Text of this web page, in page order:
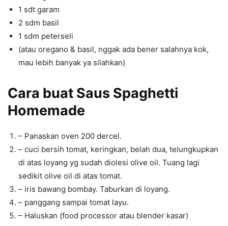
1 sdt garam
2 sdm basil
1 sdm peterseli
(atau oregano & basil, nggak ada bener salahnya kok,
mau lebih banyak ya silahkan)
Cara buat Saus Spaghetti
Homemade
– Panaskan oven 200 dercel.
– cuci bersih tomat, keringkan, belah dua, telungkupkan
di atas loyang yg sudah diolesi olive oil. Tuang lagi
sedikit olive oil di atas tomat.
– iris bawang bombay. Taburkan di loyang.
– panggang sampai tomat layu.
– Haluskan (food processor atau blender kasar)